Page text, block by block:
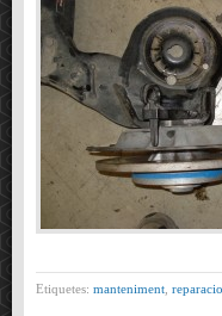
Etiquetes: manteniment